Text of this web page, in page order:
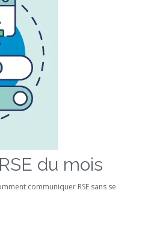
du mois
communiquer RSE sans se